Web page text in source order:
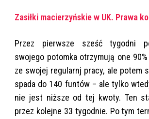
Zasiłki macierzyńskie w UK. Prawa
Przez pierwsze sześć tygodni
swojego potomka otrzymują one
ze swojej regularnj pracy, ale potem
spada do 140 funtów – ale tylko
nie jest niższe od tej kwoty. Ten
przez kolejne 33 tygodnie. Po tym